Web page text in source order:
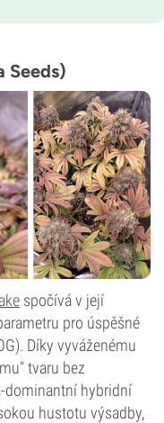
Seeds)
spočívá v její
pro úspěšné
Díky vyváženému
tvaru bez
dominantní hybridní
hustotu výsadby,